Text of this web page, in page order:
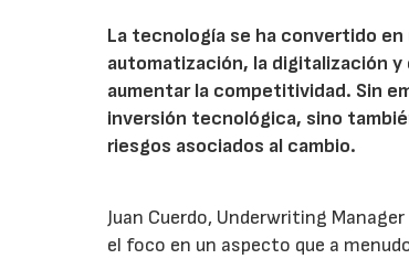
La tecnología se ha convertido
automatización, la digitalización
aumentar la competitividad. Sin
inversión tecnológica, sino
riesgos asociados al cambio.
Juan Cuerdo, Underwriting
el foco en un aspecto que a